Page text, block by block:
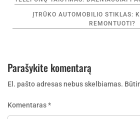
įrašų
ĮTRŪKO AUTOMOBILIO STIKLAS:
REMONTUOTI?
Parašykite komentarą
El. pašto adresas nebus skelbiamas.
Komentaras*